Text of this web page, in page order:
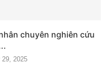
chuyên nghiên cứu
29, 2025